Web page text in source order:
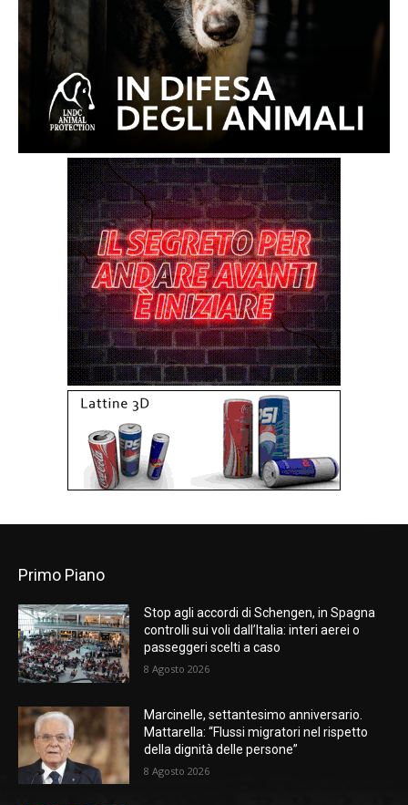
Primo Piano
Stop agli accordi di Schengen, in Spagna
controlli sui voli dall’Italia: interi aerei o
passeggeri scelti a caso
8 Agosto 2026
Marcinelle, settantesimo anniversario.
Mattarella: “Flussi migratori nel rispetto
della dignità delle persone”
8 Agosto 2026